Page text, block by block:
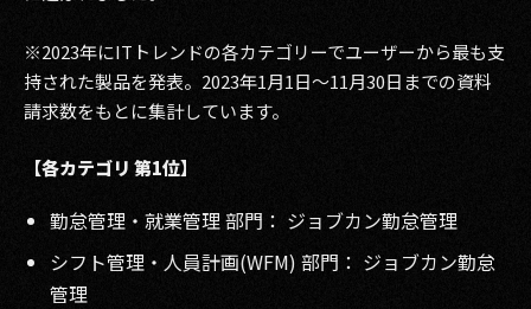
2018
2017
2015
2014
※2023年にITトレンドの各カテゴリーでユーザーから最も支
持された製品を発表。2023年1月1日〜11月30日までの資料
請求数をもとに集計しています。
【各カテゴリ 第1位】
勤怠管理・就業管理 部門： ジョブカン勤怠管理
シフト管理・人員計画(WFM) 部門： ジョブカン勤怠
管理